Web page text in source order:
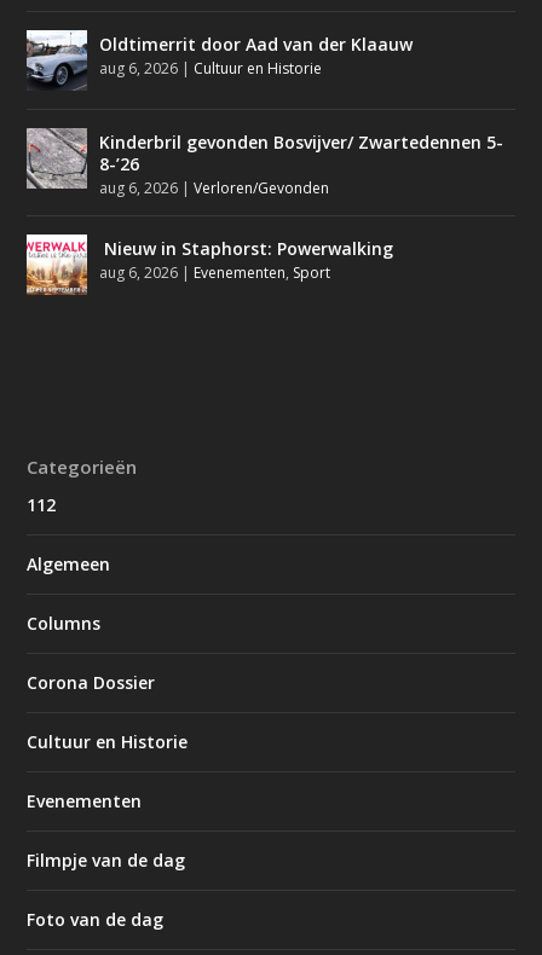
Oldtimerrit door Aad van der Klaauw
aug 6, 2026 | Cultuur en Historie
Kinderbril gevonden Bosvijver/ Zwartedennen 5-
8-’26
aug 6, 2026 |Verloren/Gevonden
Nieuw in Staphorst: Powerwalking
aug 6, 2026 | Evenementen, Sport
Categorieën
112
Algemeen
Columns
Corona Dossier
Cultuur en Historie
Evenementen
Filmpje van de dag
Foto van de dag